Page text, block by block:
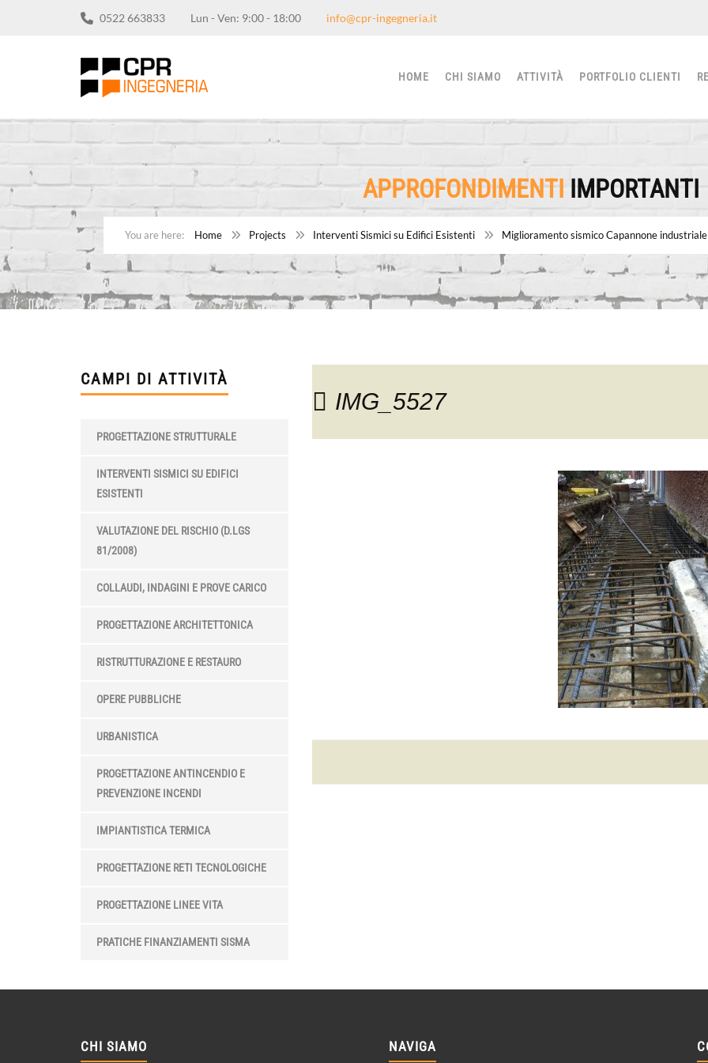
0522 663833 Lun - Ven: 9:00 - 18:00 info@cpr-ingegneria.it
HOME CHI SIAMO ATTIVITÀ PORTFOLIO CLIENTI
APPROFONDIMENTI IMPORTANTI
Home Projects Interventi Sismici su Edifici Esistenti Miglioramento sismico Capannone
CAMPI DI ATTIVITÀ
PROGETTAZIONE STRUTTURALE
INTERVENTI SISMICI SU EDIFICI
ESISTENTI
VALUTAZIONE DEL RISCHIO (D.LGS
81/2008)
COLLAUDI, INDAGINI E PROVE CARICO
PROGETTAZIONE ARCHITETTONICA
RISTRUTTURAZIONE E RESTAURO
OPERE PUBBLICHE
URBANISTICA
PROGETTAZIONE ANTINCENDIO E
PREVENZIONE INCENDI
IMPIANTISTICA TERMICA
PROGETTAZIONE RETI TECNOLOGICHE
PROGETTAZIONE LINEE VITA
PRATICHE FINANZIAMENTI SISMA
IMG_5527
CHI SIAMO NAVIGA